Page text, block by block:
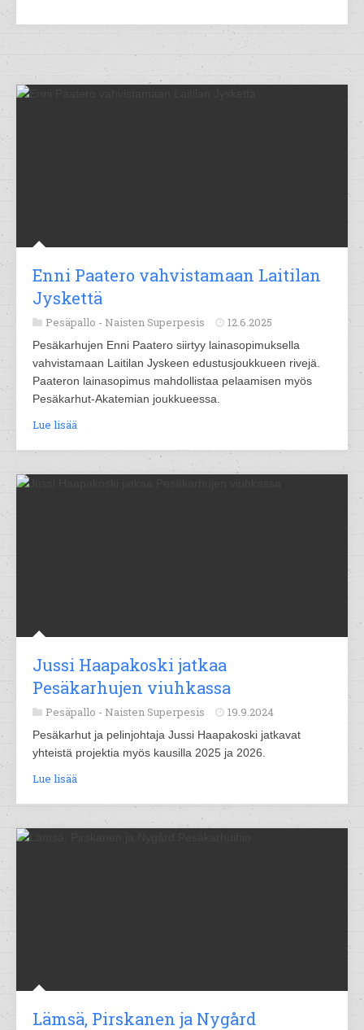
Enni Paatero vahvistamaan Laitilan
Jyskettä
Pesäpallo - Naisten Superpesis 12.6.2025
Pesäkarhujen Enni Paatero siirtyy lainasopimuksella
vahvistamaan Laitilan Jyskeen edustusjoukkueen rivejä.
Paateron lainasopimus mahdollistaa pelaamisen myös
Pesäkarhut-Akatemian joukkueessa.
Lue lisää
Jussi Haapakoski jatkaa
Pesäkarhujen viuhkassa
Pesäpallo - Naisten Superpesis 19.9.2024
Pesäkarhut ja pelinjohtaja Jussi Haapakoski jatkavat
yhteistä projektia myös kausilla 2025 ja 2026.
Lue lisää
Lämsä, Pirskanen ja Nygård